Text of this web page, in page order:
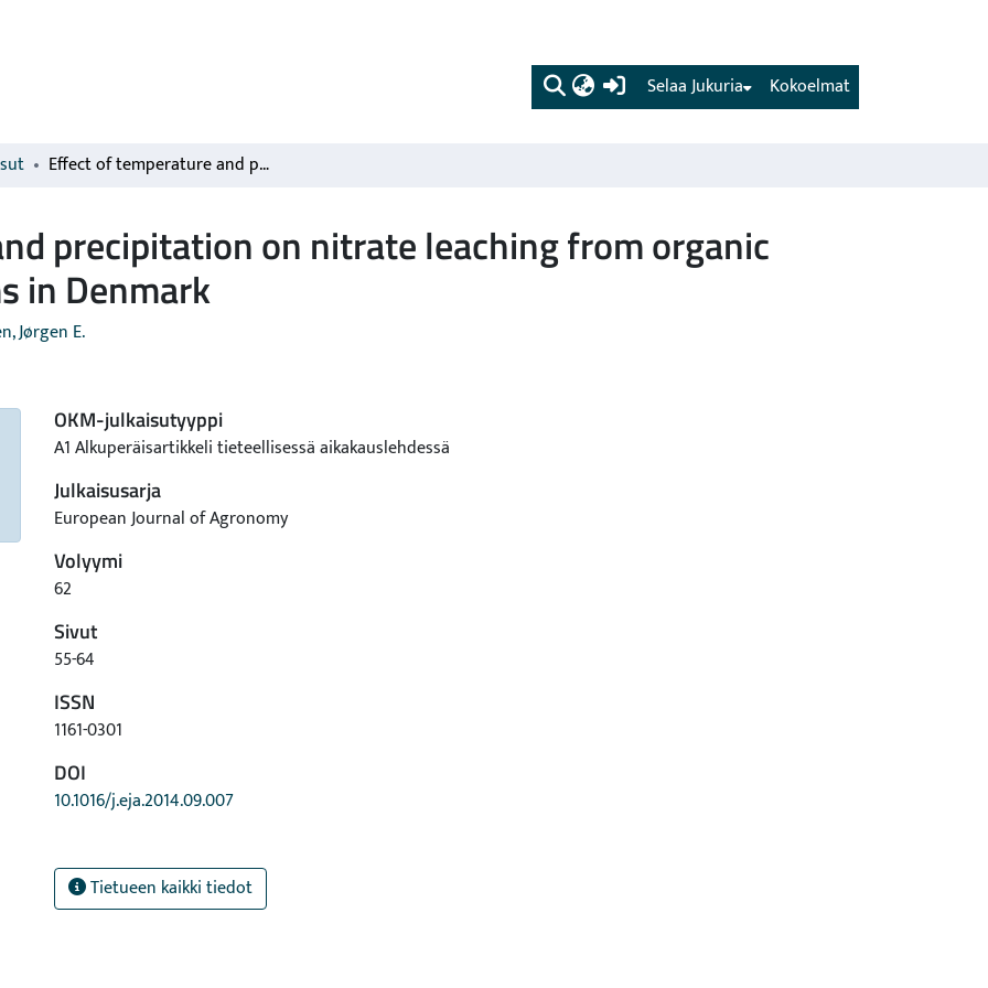
(current) Kokoelmat
Selaa Jukuria
Effect of temperature and precipitation on nitrate leaching from organic cereal cropping systems in Denmark
precipitation on nitrate leaching from organic
in Denmark
Jørgen E.
OKM-julkaisutyyppi
A1 Alkuperäisartikkeli tieteellisessä aikakauslehdessä
Julkaisusarja
European Journal of Agronomy
Volyymi
62
Sivut
55-64
ISSN
1161-0301
DOI
10.1016/j.eja.2014.09.007
Tietueen kaikki tiedot